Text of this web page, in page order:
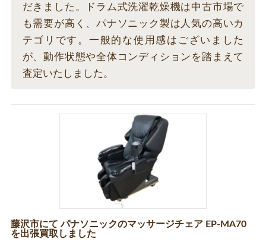
だきました。ドラム式洗濯乾燥機は中古市場で
も需要が高く、パナソニック製は人気の高いカ
テゴリです。一般的な使用感はございました
が、動作状態や全体コンディションを踏まえて
査定いたしました。
藤沢市にて パナソニックのマッサージチェア EP-MA70
を出張買取しました